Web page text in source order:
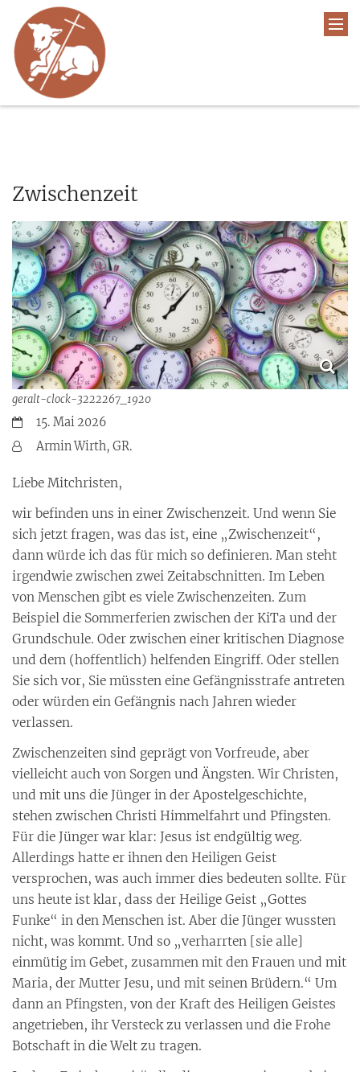
Zwischenzeit
geralt-clock-3222267_1920
Datum:15. Mai 2026
Von:Armin Wirth, GR.
Liebe Mitchristen,
wir befinden uns in einer Zwischenzeit. Und wenn Sie
sich jetzt fragen, was das ist, eine „Zwischenzeit“,
dann würde ich das für mich so definieren. Man steht
irgendwie zwischen zwei Zeitabschnitten. Im Leben
von Menschen gibt es viele Zwischenzeiten. Zum
Beispiel die Sommerferien zwischen der KiTa und der
Grundschule. Oder zwischen einer kritischen Diagnose
und dem (hoffentlich) helfenden Eingriff. Oder stellen
Sie sich vor, Sie müssten eine Gefängnisstrafe antreten
oder würden ein Gefängnis nach Jahren wieder
verlassen.
Zwischenzeiten sind geprägt von Vorfreude, aber
vielleicht auch von Sorgen und Ängsten. Wir Christen,
und mit uns die Jünger in der Apostelgeschichte,
stehen zwischen Christi Himmelfahrt und Pfingsten.
Für die Jünger war klar: Jesus ist endgültig weg.
Allerdings hatte er ihnen den Heiligen Geist
versprochen, was auch immer dies bedeuten sollte. Für
uns heute ist klar, dass der Heilige Geist „Gottes
Funke“ in den Menschen ist. Aber die Jünger wussten
nicht, was kommt. Und so „verharrten [sie alle]
einmütig im Gebet, zusammen mit den Frauen und mit
Maria, der Mutter Jesu, und mit seinen Brüdern.“ Um
dann an Pfingsten, von der Kraft des Heiligen Geistes
angetrieben, ihr Versteck zu verlassen und die Frohe
Botschaft in die Welt zu tragen.